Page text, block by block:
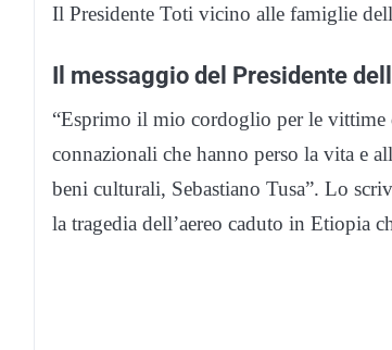
Il Presidente Toti vicino alle famiglie
Il messaggio del Presidente
“Esprimo il mio cordoglio per le vittime
connazionali che hanno perso la vita e
beni culturali, Sebastiano Tusa”. Lo
la tragedia dell’aereo caduto in Etiopia